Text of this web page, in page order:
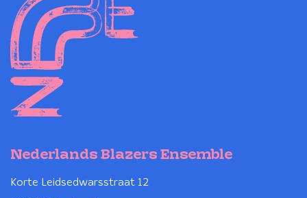
Nederlands Blazers Ensemble
Korte Leidsedwarsstraat 12